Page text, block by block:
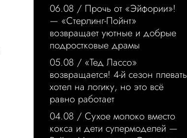
06.08 / Прочь от «Эйфории»!
— «Стерлинг-Пойнт»
возвращает уютные и добрые
подростковые драмы
05.08 / «Тед Лассо»
возвращается! 4-й сезон плевать
хотел на логику, но это всё
равно работает
04.08 / Сухое молоко вместо
кокса и дети супермоделей —